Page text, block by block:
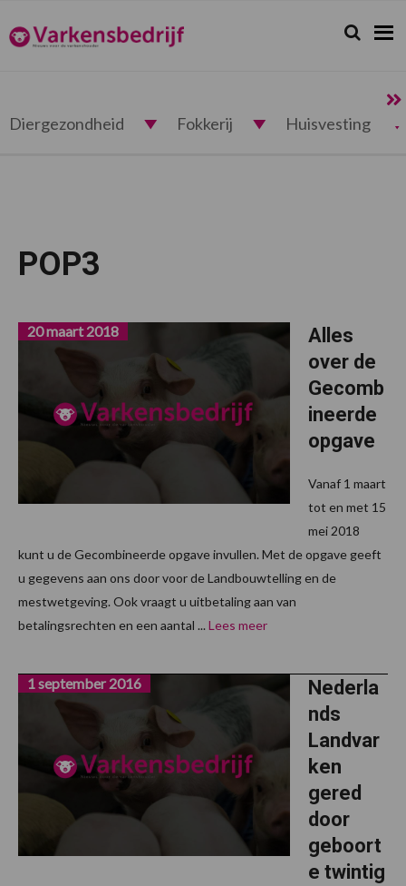
de
hoofdnavigatie
de
hoofd
de
voettekst
Varkensbedrijf.nl Zoeken...
Zoek
Diergezondheid Fokkerij Huisvesting
POP3
Alles
over de
Gecomb
ineerde
opgave
20 maart 2018
Vanaf 1 maart
tot en met 15
mei 2018
kunt u de Gecombineerde opgave invullen. Met de opgave geeft
u gegevens aan ons door voor de Landbouwtelling en de
mestwetgeving. Ook vraagt u uitbetaling aan van
betalingsrechten en een aantal ... Lees meer
Nederla
nds
Landvar
ken
gered
door
geboort
e twintig
1 september 2016